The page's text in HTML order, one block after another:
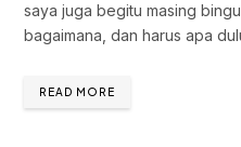
saya juga begitu masing
bagaimana, dan harus apa
READ MORE